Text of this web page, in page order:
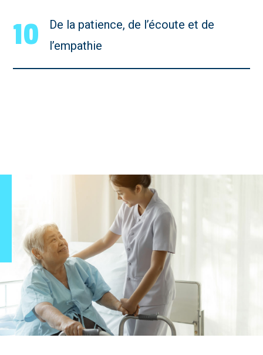
10
De la patience, de l’écoute et de
l’empathie